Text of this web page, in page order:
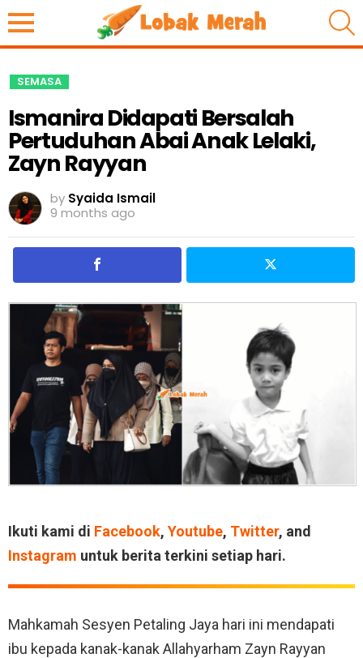
SEMASA
Ismanira Didapati Bersalah
Pertuduhan Abai Anak Lelaki,
Zayn Rayyan
by Syaida Ismail
9 months ago
Ikuti kami di Facebook, Youtube, Twitter, and
Instagram untuk berita terkini setiap hari.
Mahkamah Sesyen Petaling Jaya hari ini mendapati
ibu kepada kanak-kanak Allahyarham Zayn Rayyan